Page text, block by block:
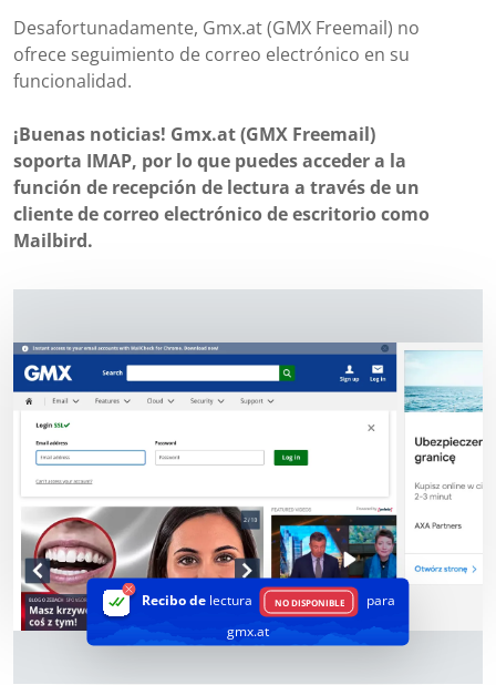
Desafortunadamente, Gmx.at (GMX Freemail) no
ofrece seguimiento de correo electrónico en su
funcionalidad.
¡Buenas noticias! Gmx.at (GMX Freemail)
soporta IMAP, por lo que puedes acceder a la
función de recepción de lectura a través de un
cliente de correo electrónico de escritorio como
Mailbird.
Recibo delectura NO DISPONIBLE
para
gmx.at